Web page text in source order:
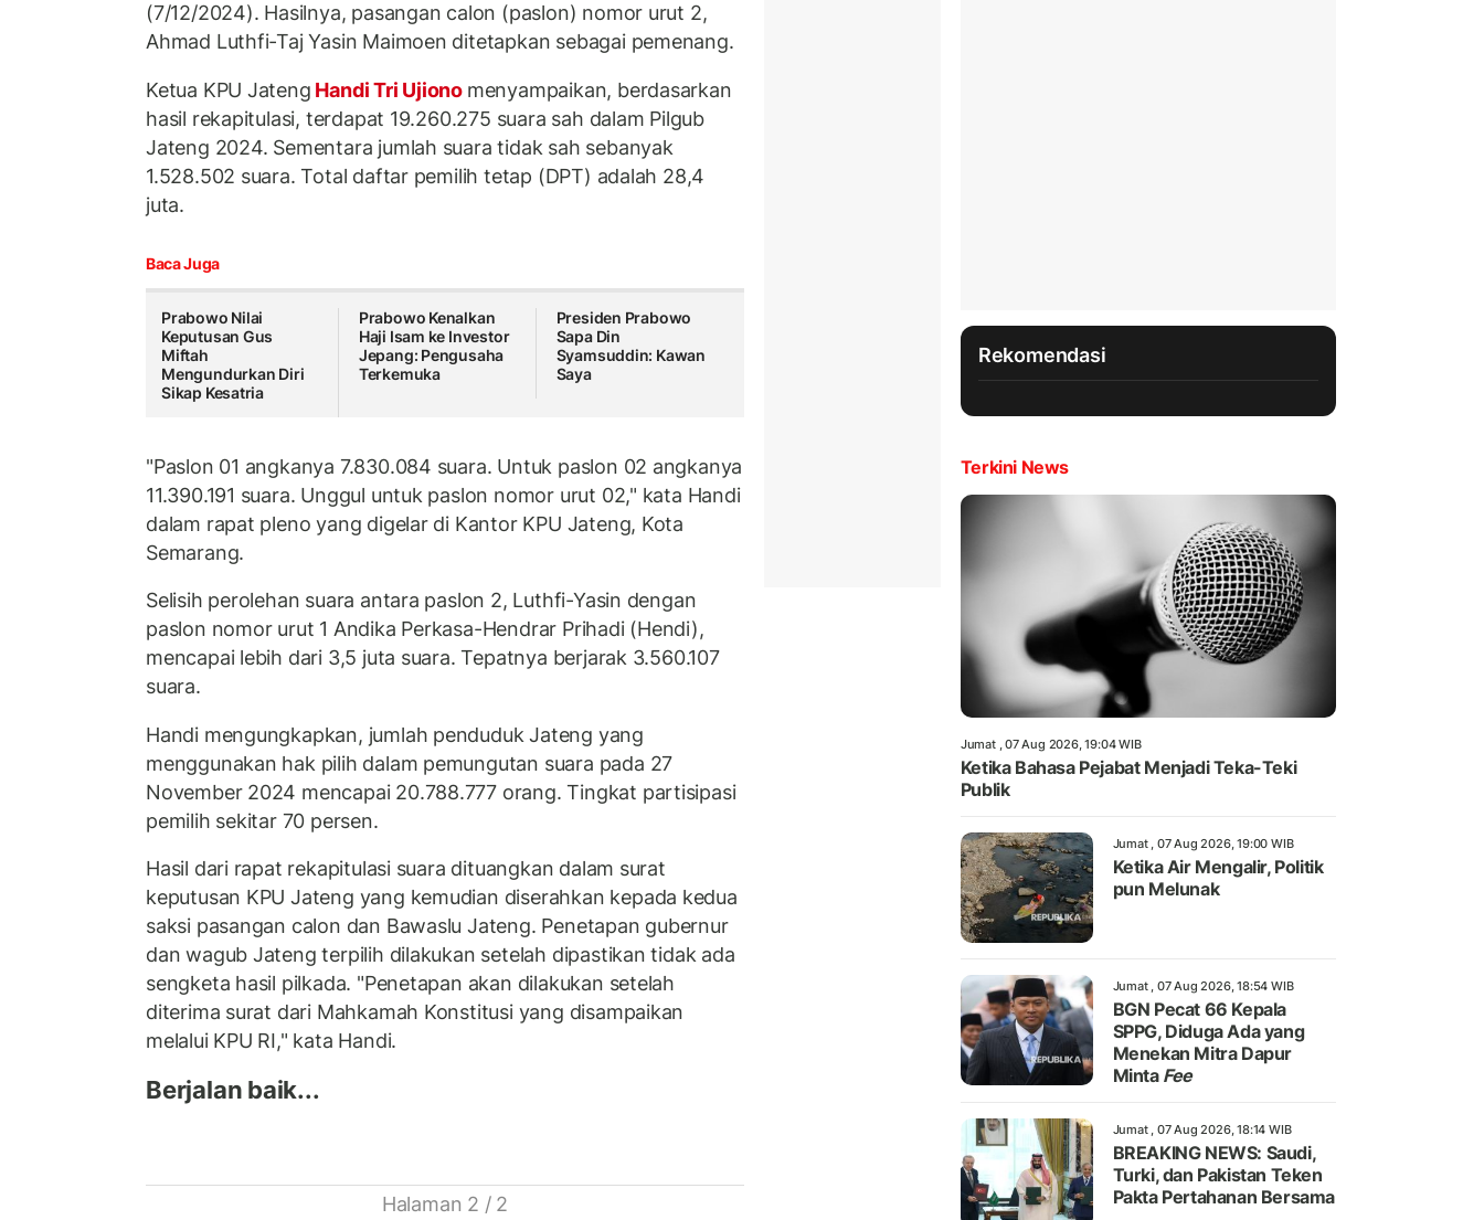
(7/12/2024). Hasilnya, pasangan calon (paslon) nomor urut 2,
Ahmad Luthfi-Taj Yasin Maimoen ditetapkan sebagai pemenang.
Ketua KPU Jateng Handi Tri Ujiono menyampaikan, berdasarkan
hasil rekapitulasi, terdapat 19.260.275 suara sah dalam Pilgub
Jateng 2024. Sementara jumlah suara tidak sah sebanyak
1.528.502 suara. Total daftar pemilih tetap (DPT) adalah 28,4
juta.
Baca Juga
Prabowo Nilai
Keputusan Gus
Miftah
Mengundurkan Diri
Sikap Kesatria
Prabowo Kenalkan
Haji Isam ke Investor
Jepang: Pengusaha
Terkemuka
Presiden Prabowo
Sapa Din
Syamsuddin: Kawan
Saya
"Paslon 01 angkanya 7.830.084 suara. Untuk paslon 02 angkanya
11.390.191 suara. Unggul untuk paslon nomor urut 02," kata Handi
dalam rapat pleno yang digelar di Kantor KPU Jateng, Kota
Semarang.
Selisih perolehan suara antara paslon 2, Luthfi-Yasin dengan
paslon nomor urut 1 Andika Perkasa-Hendrar Prihadi (Hendi),
mencapai lebih dari 3,5 juta suara. Tepatnya berjarak 3.560.107
suara.
Handi mengungkapkan, jumlah penduduk Jateng yang
menggunakan hak pilih dalam pemungutan suara pada 27
November 2024 mencapai 20.788.777 orang. Tingkat partisipasi
pemilih sekitar 70 persen.
Hasil dari rapat rekapitulasi suara dituangkan dalam surat
keputusan KPU Jateng yang kemudian diserahkan kepada kedua
saksi pasangan calon dan Bawaslu Jateng. Penetapan gubernur
dan wagub Jateng terpilih dilakukan setelah dipastikan tidak ada
sengketa hasil pilkada. "Penetapan akan dilakukan setelah
diterima surat dari Mahkamah Konstitusi yang disampaikan
melalui KPU RI," kata Handi.
Berjalan baik...
Halaman 2 / 2
Rekomendasi
Terkini News
Jumat , 07 Aug 2026, 19:04 WIB
Ketika Bahasa Pejabat Menjadi Teka-Teki
Publik
Jumat , 07 Aug 2026, 19:00 WIB
Ketika Air Mengalir, Politik
pun Melunak
Jumat , 07 Aug 2026, 18:54 WIB
BGN Pecat 66 Kepala
SPPG, Diduga Ada yang
Menekan Mitra Dapur
Minta Fee
Jumat , 07 Aug 2026, 18:14 WIB
BREAKING NEWS: Saudi,
Turki, dan Pakistan Teken
Pakta Pertahanan Bersama